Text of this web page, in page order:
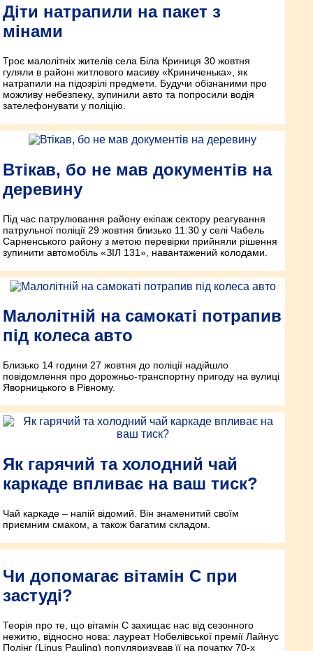
Діти натрапили на пакет з
мінами
Троє малолітніх жителів села Біла Криниця 30 жовтня
гуляли в районі житлового масиву «Криниченька», як
натрапили на підозрілі предмети. Будучи обізнаними про
можливу небезпеку, зупинили авто та попросили водія
зателефонувати у поліцію.
Втікав, бо не мав документів на
деревину
Під час патрулювання району екіпаж сектору реагування
патрульної поліції 29 жовтня близько 11:30 у селі Чабель
Сарненського району з метою перевірки прийняли рішення
зупинити автомобіль «ЗІЛ 131», навантажений колодами.
Малолітній на самокаті потрапив
під колеса авто
Близько 14 години 27 жовтня до поліції надійшло
повідомлення про дорожньо-транспортну пригоду на вулиці
Яворницького в Рівному.
Як гарячий та холодний чай
каркаде впливає на ваш тиск?
Чай каркаде – напій відомий. Він знаменитий своїм
приємним смаком, а також багатим складом.
Чи допомагає вітамін С при
застуді?
Теорія про те, що вітамін С захищає нас від сезонного
нежитю, відносно нова: лауреат Нобелівської премії Лайнус
Полінг (Linus Pauling) популяризував її на початку 70-х